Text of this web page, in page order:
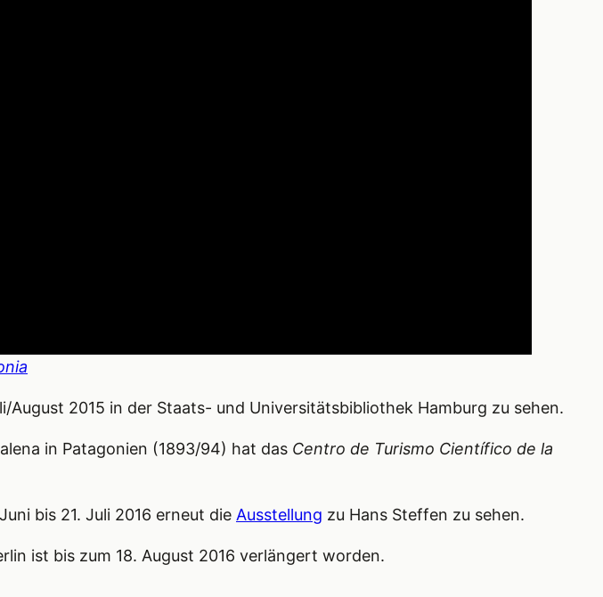
August 2015 in der Staats- und Universitätsbibliothek Hamburg zu sehen.
in Patagonien (1893/94) hat das Centro de Turismo Científico de la
bis 21. Juli 2016 erneut die Ausstellung zu Hans Steffen zu sehen.
ist bis zum 18. August 2016 verlängert worden.